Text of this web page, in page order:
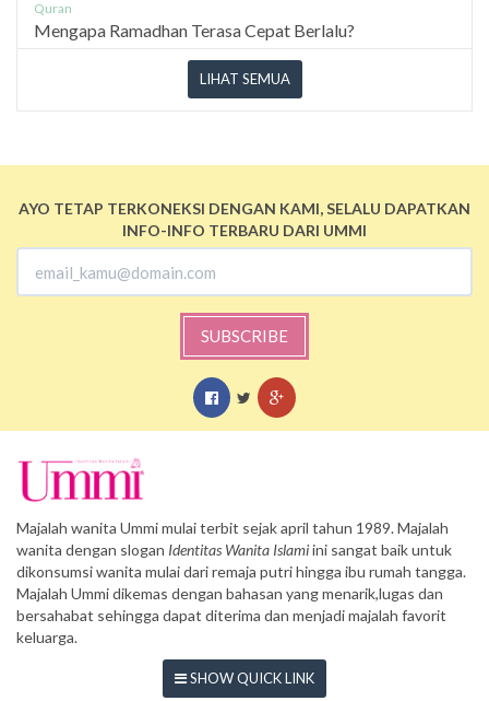
Quran
Mengapa Ramadhan Terasa Cepat Berlalu?
LIHAT SEMUA
AYO TETAP TERKONEKSI DENGAN KAMI, SELALU DAPATKAN
INFO-INFO TERBARU DARI UMMI
SUBSCRIBE
Majalah wanita Ummi mulai terbit sejak april tahun 1989. Majalah
wanita dengan slogan Identitas Wanita Islamiini sangat baik untuk
dikonsumsi wanita mulai dari remaja putri hingga ibu rumah tangga.
Majalah Ummi dikemas dengan bahasan yang menarik,lugas dan
bersahabat sehingga dapat diterima dan menjadi majalah favorit
keluarga.
SHOW QUICK LINK